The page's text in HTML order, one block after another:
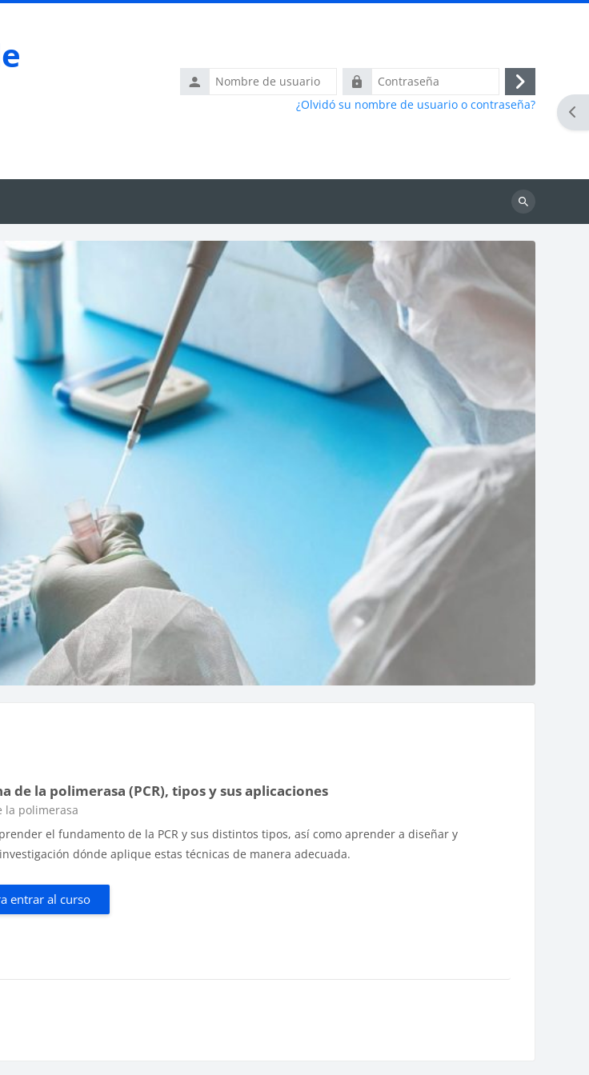
Nombre
de
Contraseña
Acceder
¿Olvidó su nombre de usuario o contraseña?
Buscar
de la polimerasa (PCR), tipos y sus aplicaciones
la polimerasa
el fundamento de la PCR y sus distintos tipos, así como aprender a diseñar y
dónde aplique estas técnicas de manera adecuada.
entrar al curso